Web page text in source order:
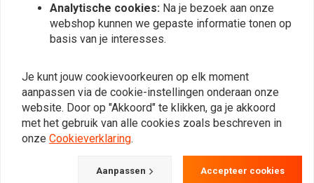
Analytische cookies: Na je bezoek aan onze
webshop kunnen we gepaste informatie tonen op
basis van je interesses.
Je kunt jouw cookievoorkeuren op elk moment
aanpassen via de cookie-instellingen onderaan onze
website. Door op "Akkoord" te klikken, ga je akkoord
met het gebruik van alle cookies zoals beschreven in
onze Cookieverklaring.
Aanpassen Accepteer cookies